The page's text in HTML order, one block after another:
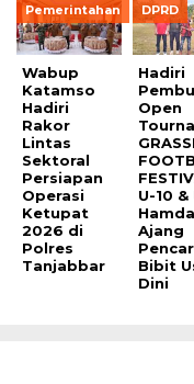
Pemerintahan
Wabup
Katamso
Hadiri
Rakor
Lintas
Sektoral
Persiapan
Operasi
Ketupat
2026 di
Polres
Tanjabbar
DPRD
Hadiri
Open
U-10 &
Ajang
Bibit
Dini